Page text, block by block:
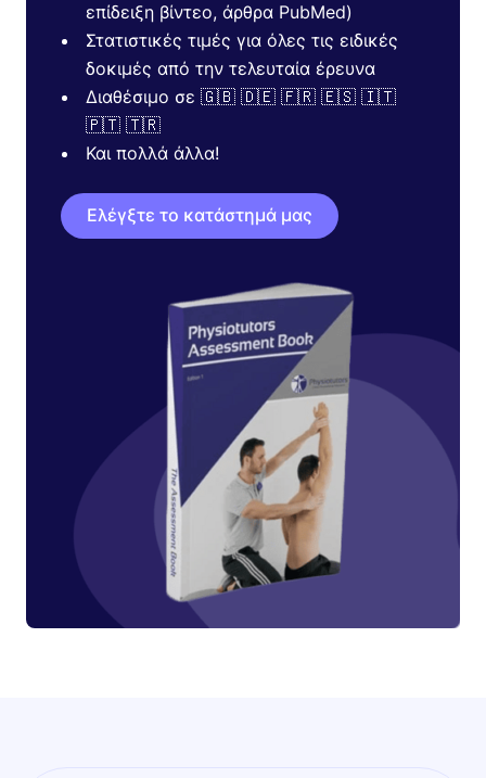
επίδειξη βίντεο, άρθρα PubMed)
Στατιστικές τιμές για όλες τις ειδικές
δοκιμές από την τελευταία έρευνα
Διαθέσιμο σε 🇬🇧 🇩🇪 🇫🇷 🇪🇸 🇮🇹
🇵🇹 🇹🇷
Και πολλά άλλα!
Ελέγξτε το κατάστημά μας